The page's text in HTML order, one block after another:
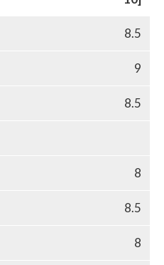
8.5
9
8.5
8
8.5
8